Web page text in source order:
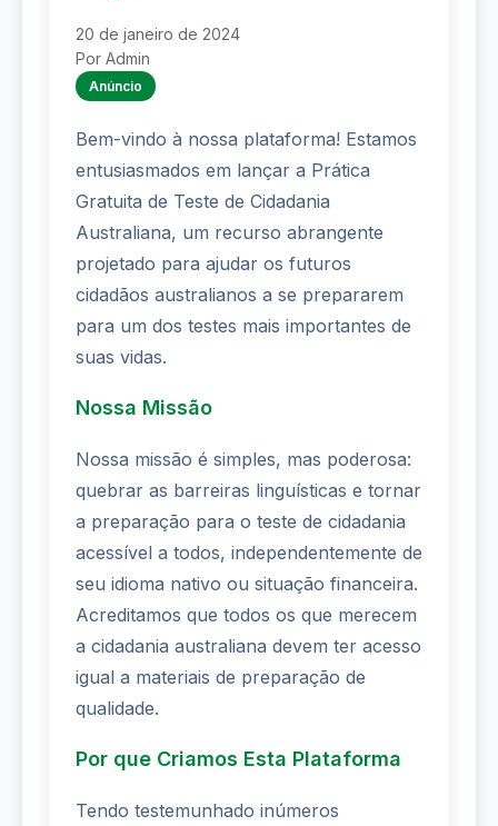
20 de janeiro de 2024
Por Admin
Anúncio
Bem-vindo à nossa plataforma! Estamos
entusiasmados em lançar a Prática
Gratuita de Teste de Cidadania
Australiana, um recurso abrangente
projetado para ajudar os futuros
cidadãos australianos a se prepararem
para um dos testes mais importantes de
suas vidas.
Nossa Missão
Nossa missão é simples, mas poderosa:
quebrar as barreiras linguísticas e tornar
a preparação para o teste de cidadania
acessível a todos, independentemente de
seu idioma nativo ou situação financeira.
Acreditamos que todos os que merecem
a cidadania australiana devem ter acesso
igual a materiais de preparação de
qualidade.
Por que Criamos Esta Plataforma
Tendo testemunhado inúmeros